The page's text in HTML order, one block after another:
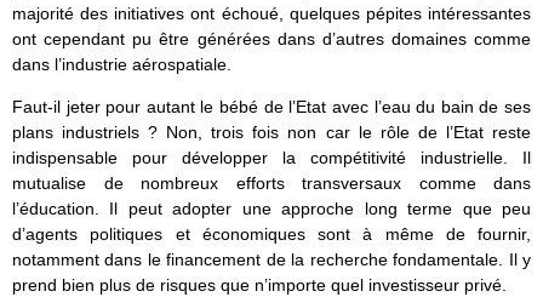
majorité des initiatives ont échoué, quelques pépites intéressantes
ont cependant pu être générées dans d’autres domaines comme
dans l’industrie aérospatiale.
Faut-il jeter pour autant le bébé de l’Etat avec l’eau du bain de ses
plans industriels ? Non, trois fois non car le rôle de l’Etat reste
indispensable pour développer la compétitivité industrielle. Il
mutualise de nombreux efforts transversaux comme dans
l’éducation. Il peut adopter une approche long terme que peu
d’agents politiques et économiques sont à même de fournir,
notamment dans le financement de la recherche fondamentale. Il y
prend bien plus de risques que n’importe quel investisseur privé.